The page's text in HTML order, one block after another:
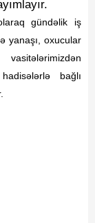
gündəlik iş
yanaşı, oxucular
bağlı